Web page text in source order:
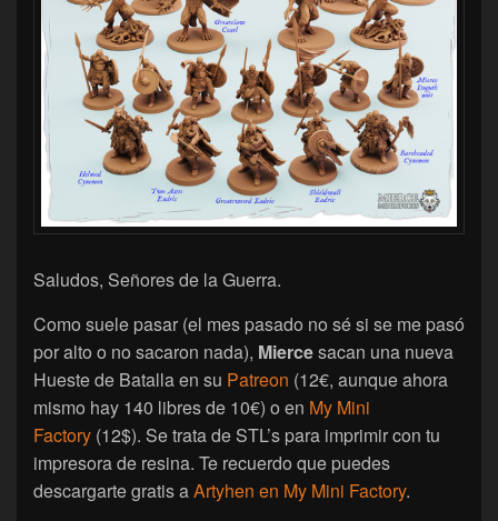
Saludos, Señores de la Guerra.
Como suele pasar (el mes pasado no sé si se me pasó
por alto o no sacaron nada), Miercesacan una nueva
Hueste de Batalla en su Patreon (12€, aunque ahora
mismo hay 140 libres de 10€) o en My Mini
Factory (12$). Se trata de STL’s para imprimir con tu
impresora de resina. Te recuerdo que puedes
descargarte gratis aArtyhen en My Mini Factory.